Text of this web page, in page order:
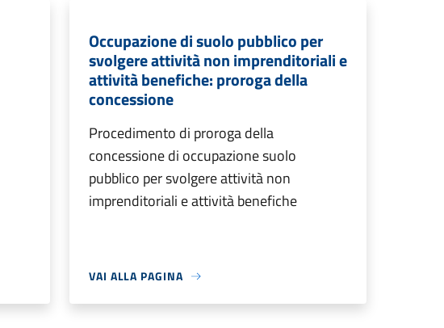
Occupazione di suolo pubblico per
svolgere attività non imprenditoriali e
attività benefiche: proroga della
concessione
Procedimento di proroga della
concessione di occupazione suolo
pubblico per svolgere attività non
imprenditoriali e attività benefiche
VAI ALLA PAGINA